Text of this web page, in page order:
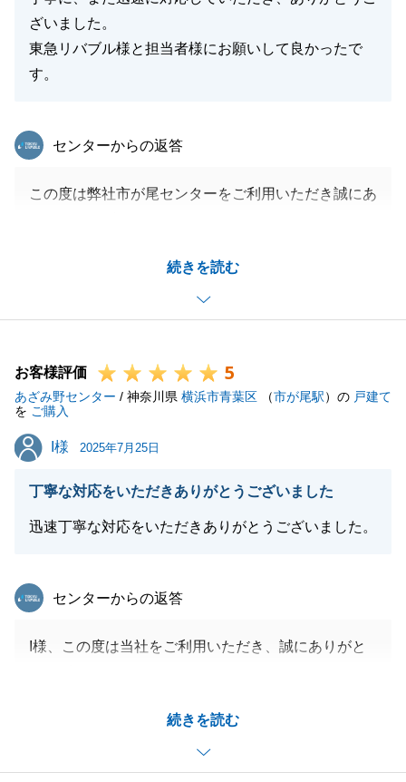
ざいました。
東急リバブル様と担当者様にお願いして良かったで
す。
続きを読む
東急リバブル
センターからの返答
この度は弊社市が尾センターをご利用いただき誠にあ
すが、こちらの要望にも迅速にご対応いただき、早期
ご売却に至ったこと、大変嬉しく思っております。
今後も不動産のことは些細な内容でもお気軽にご相談
お客様評価 5
あざみ野センター / 神奈川県 横浜市青葉区 （市が尾駅）の 戸建て
を ご購入
I様
I様 2025年7月25日
丁寧な対応をいただきありがとうございました
迅速丁寧な対応をいただきありがとうございました。
続きを読む
東急リバブル
センターからの返答
I様、この度は当社をご利用いただき、誠にありがと
ズにお取引を完了させることができました。
今後も不動産に関することでしたら、お気軽にご相談
くださいませ。